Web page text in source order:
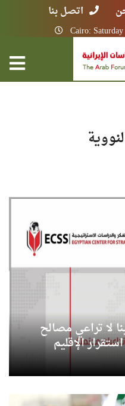
اتصل بنا
Cairo:
لا تراعي مصالح
الإقليم